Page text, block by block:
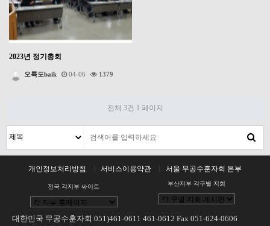
2023년 정기총회
오륙도baik 04-06 1379
전체 3건 1 페이지
개인정보처리방침 서비스이용약관 서울 무공수훈자회 본부
전국 각지부 싸이트 부산지부 각구별 지회
대한민국 무공수훈자회 051)461-0611 461-0612 Fax 051-624-0606